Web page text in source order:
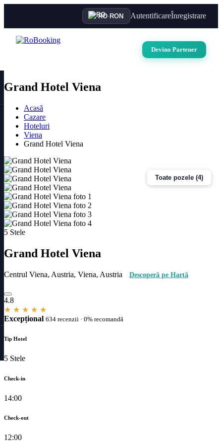
RO·RON AutentificareÎnregistrare
Devino Partener
Grand Hotel Viena
Acasă
Cazare
Hoteluri
Viena
Grand Hotel Viena
Toate pozele (4)
5 Stele
Grand Hotel Viena
Centrul Viena, Austria, Viena, Austria Descoperă pe Hartă
4.8
★ ★ ★ ★ ★
Excepțional 634 recenzii · 0% recomandă
Tip Hotel
5 Stele
Check-in
14:00
Check-out
12:00